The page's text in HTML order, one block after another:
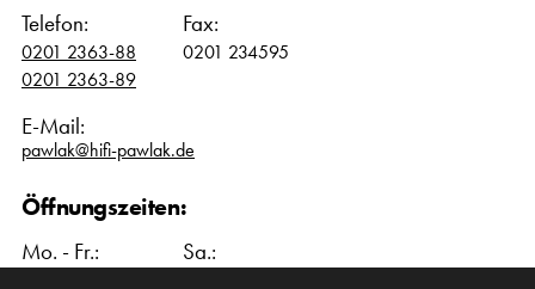
Telefon:
0201 2363-88
0201 2363-89
Fax:
0201 234595
E-Mail:
pawlak@hifi-pawlak.de
Öffnungszeiten:
Mo. - Fr.: Sa.: